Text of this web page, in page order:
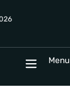
Menu
Home